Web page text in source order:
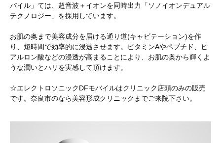
バイル」ては、超音波＋イオンを同時出力「ソノイオンデュアル
テクノロジー」を採用しています。
お肌の奥まで美容成分を届ける通り道(キャビテーション)を作
り、短時間で効率的に浸透させます。ビタミンAやペプチド、ヒ
アルロン酸などの浸透が高まることにより、お肌の奥から輝くよ
うな潤いとハリを実感して頂けます。
☆エレクトロソニックDFモバイルはクリニック店頭のみの販売
です。奈良市のなら美容形成クリニックまでご来院下さい。